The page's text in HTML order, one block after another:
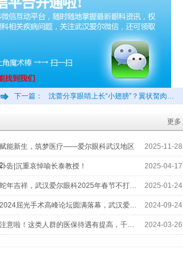
下一篇： 沈蕾分享眼睛上长“小翅膀”？翼状胬肉…
更多
赋能新生，筑梦医疗——爱尔眼科武汉地区
2…
2025-11-28
讣告|沉重哀悼喻长泰教授！ 2025-04-17
蛇年吉祥，武汉爱尔眼科2025年春节不打… 2025-01-24
2024屈光手术高峰论坛圆满落幕，武汉爱… 2024-09-24
注意啦！这类人群的医保待遇有提高，千… 2024-03-26